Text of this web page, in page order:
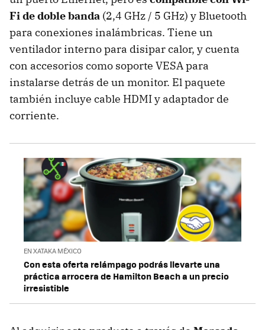
Fi de doble banda (2,4 GHz / 5 GHz) y Bluetooth
para conexiones inalámbricas. Tiene un
ventilador interno para disipar calor, y cuenta
con accesorios como soporte VESA para
instalarse detrás de un monitor. El paquete
también incluye cable HDMI y adaptador de
corriente.
EN XATAKA MÉXICO
Con esta oferta relámpago podrás llevarte una
práctica arrocera de Hamilton Beach a un precio
irresistible